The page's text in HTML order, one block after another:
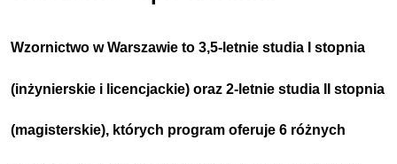
tego zakresu.
Program studiów
W programie studiów poza historią sztuki studenci
Wzornictwo w Warszawie to 3,5-letnie studia I stopnia
(inżynierskie i licencjackie) oraz 2-letnie studia II stopnia
(magisterskie), których program oferuje 6 różnych